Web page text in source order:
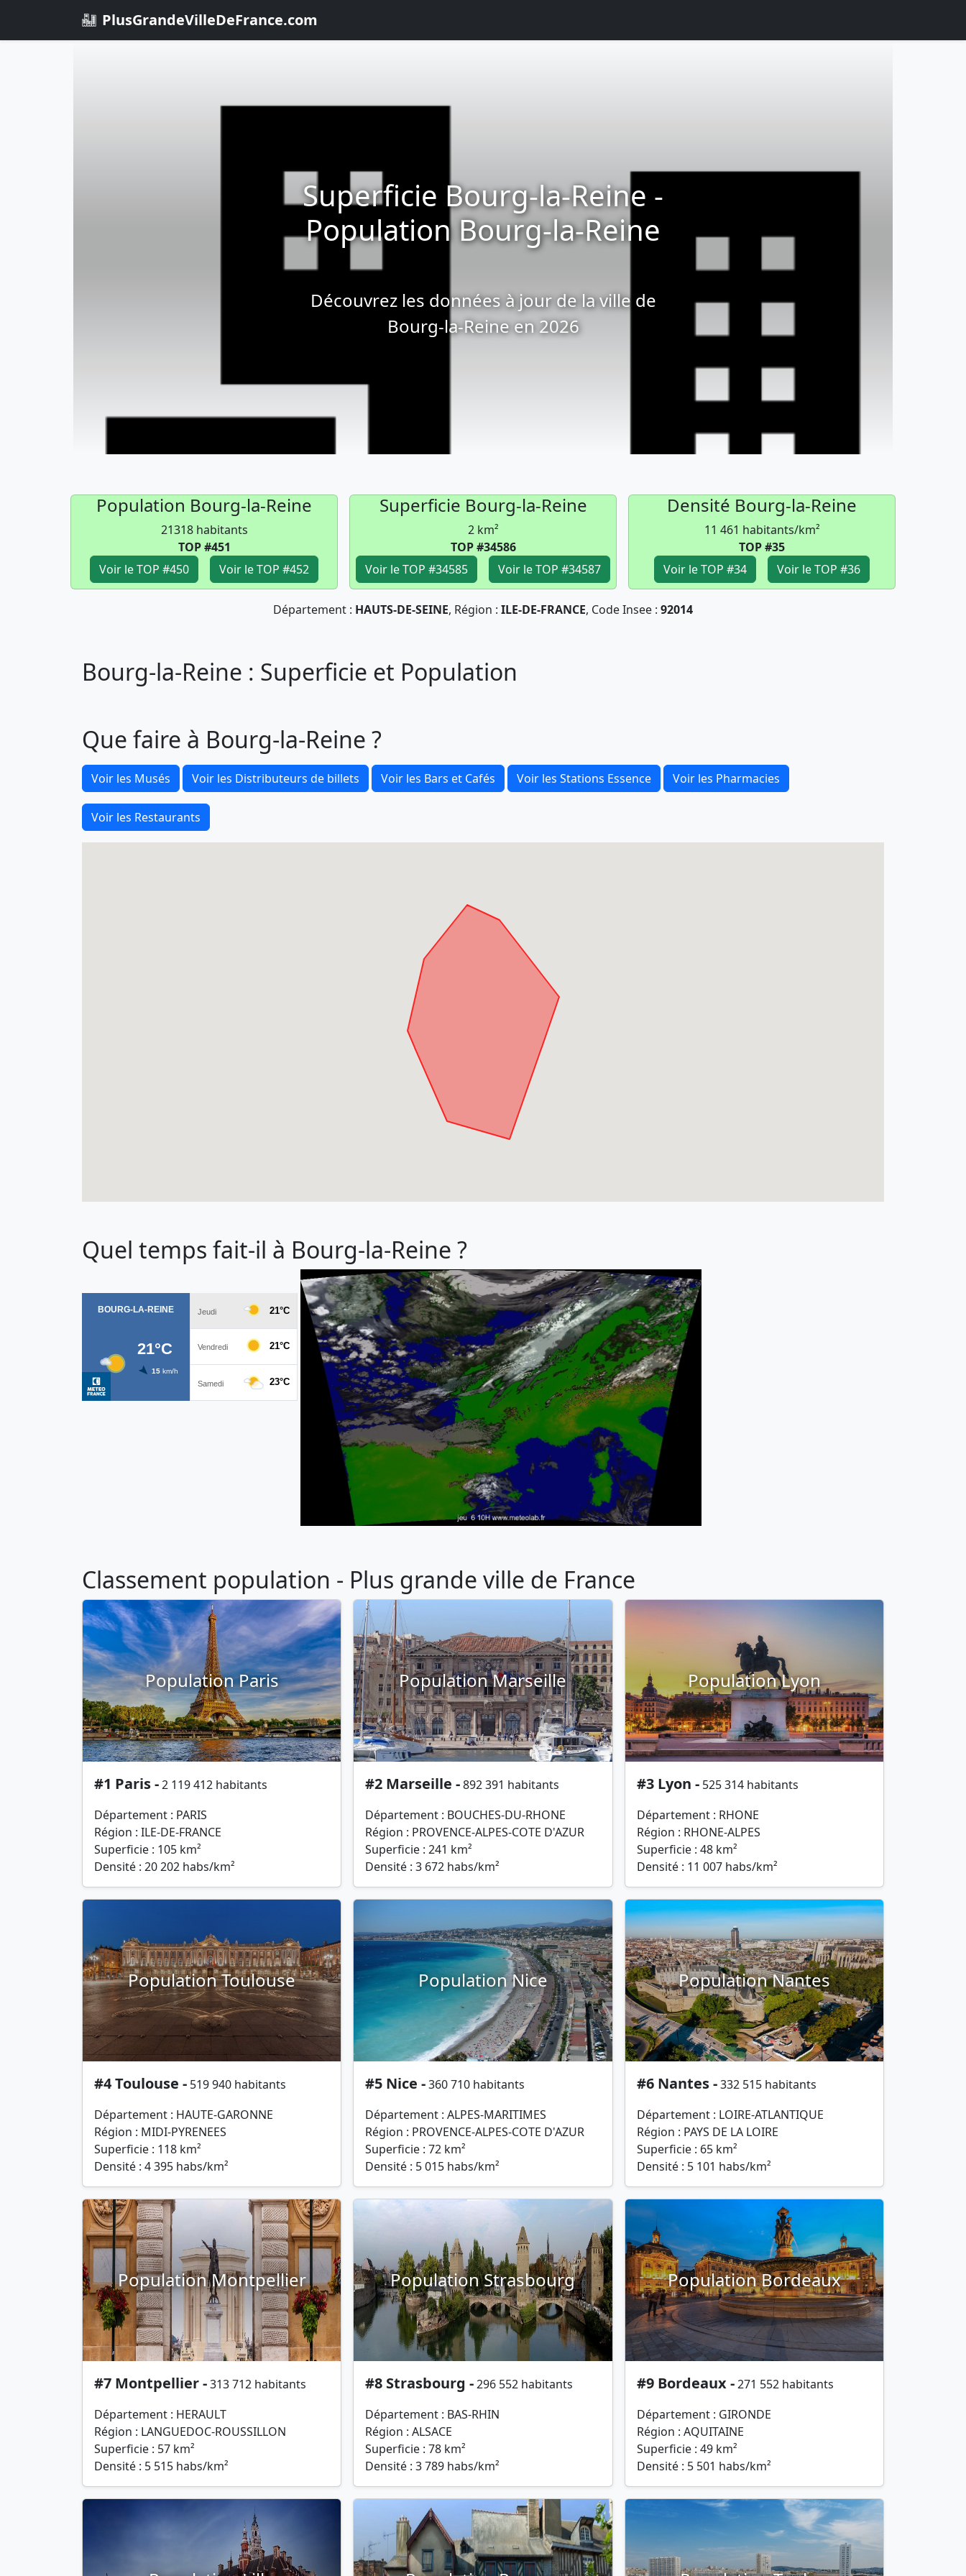
PlusGrandeVilleDeFrance.com
Superficie Bourg-la-Reine -
Population Bourg-la-Reine
Découvrez les données à jour de la ville de
Bourg-la-Reine en 2026
Population Bourg-la-Reine
21318 habitants
TOP #451
Voir le TOP #450
Voir le TOP #452
Superficie Bourg-la-Reine
2 km²
TOP #34586
Voir le TOP #34585
Voir le TOP #34587
Densité Bourg-la-Reine
11 461 habitants/km²
TOP #35
Voir le TOP #34
Voir le TOP #36
Département : HAUTS-DE-SEINE, Région : ILE-DE-FRANCE, Code Insee : 92014
Bourg-la-Reine : Superficie et Population
Que faire à Bourg-la-Reine ?
Voir les Musés Voir les Distributeurs de billets Voir les Bars et Cafés Voir les Stations Essence Voir les Pharmacies
Voir les Restaurants
Quel temps fait-il à Bourg-la-Reine ?
Classement population - Plus grande ville de France
Population Paris
#1 Paris -2 119 412 habitants
Département : PARIS
Région : ILE-DE-FRANCE
Superficie : 105 km²
Densité : 20 202 habs/km²
Population Marseille
#2 Marseille -892 391 habitants
Département : BOUCHES-DU-RHONE
Région : PROVENCE-ALPES-COTE D'AZUR
Superficie : 241 km²
Densité : 3 672 habs/km²
Population Lyon
#3 Lyon - 525 314 habitants
Département : RHONE
Région : RHONE-ALPES
Superficie : 48 km²
Densité : 11 007 habs/km²
Population Toulouse
#4 Toulouse - 519 940 habitants
Département : HAUTE-GARONNE
Région : MIDI-PYRENEES
Superficie : 118 km²
Densité : 4 395 habs/km²
Population Nice
#5 Nice -360 710 habitants
Département : ALPES-MARITIMES
Région : PROVENCE-ALPES-COTE D'AZUR
Superficie : 72 km²
Densité : 5 015 habs/km²
Population Nantes
#6 Nantes -332 515 habitants
Département : LOIRE-ATLANTIQUE
Région : PAYS DE LA LOIRE
Superficie : 65 km²
Densité : 5 101 habs/km²
Population Montpellier
#7 Montpellier -313 712 habitants
Département : HERAULT
Région : LANGUEDOC-ROUSSILLON
Superficie : 57 km²
Densité : 5 515 habs/km²
Population Strasbourg
#8 Strasbourg -296 552 habitants
Département : BAS-RHIN
Région : ALSACE
Superficie : 78 km²
Densité : 3 789 habs/km²
Population Bordeaux
#9 Bordeaux -271 552 habitants
Département : GIRONDE
Région : AQUITAINE
Superficie : 49 km²
Densité : 5 501 habs/km²